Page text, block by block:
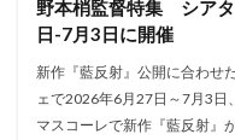
野本梢監督特集 シア
日-7月3日に開催
新作『藍反射』公開に合わ
ェで2026年6月27日～7月3
マスコーレで新作『藍反射』